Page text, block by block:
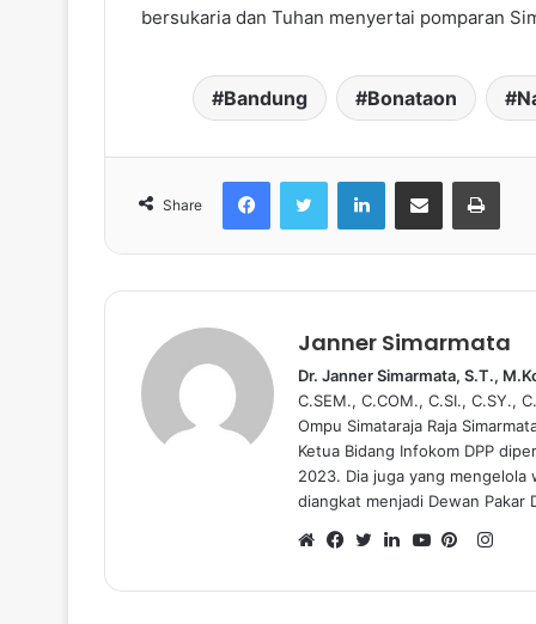
bersukaria dan Tuhan menyertai pomparan
Bandung Bonataon
Share
Janner Simarmata
Dr. Janner Simarmata, S.T.,
C.SEM., C.COM., C.SI., C.SY.,
Ompu Simataraja Raja
Ketua Bidang Infokom DPP
2023. Dia juga yang mengelola
diangkat menjadi Dewan Pakar
e
a
w
i
o
i
I
s